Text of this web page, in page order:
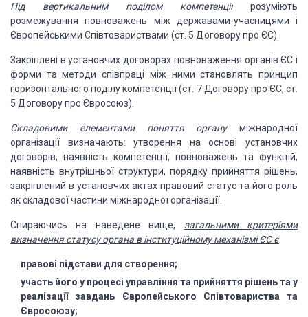
Під вертикальним поділом компетенціїрозуміють
розмежування повноважень між державами-учасницями і
Європейськими Співтовариствами (ст. 5 Договору про ЄС).
Закріплені в установчих договорах повноваження органів ЄС і
форми та методи співпраці між ними становлять принцип
горизонтального поділу компетенції (ст. 7 Договору про ЄС, ст.
5 Договору про Євросоюз).
Складовими елементами поняття органуміжнародної
організації визначають: утворення на основі установчих
договорів, наявність компетенції, повноважень та функцій,
наявність внутрішньої структури, порядку прийняття рішень,
закріплений в установчих актах правовий статус та його роль
як складової частини міжнародної організації.
Спираючись на наведене вище, загальними критеріями
визначення статусу органа в інституційному механізмі ЄС є:
правові підстави для створення;
участь його у процесі управління та прийняття рішень та у
реалізації завдань Європейського Співтовариства та
Євросоюзу;